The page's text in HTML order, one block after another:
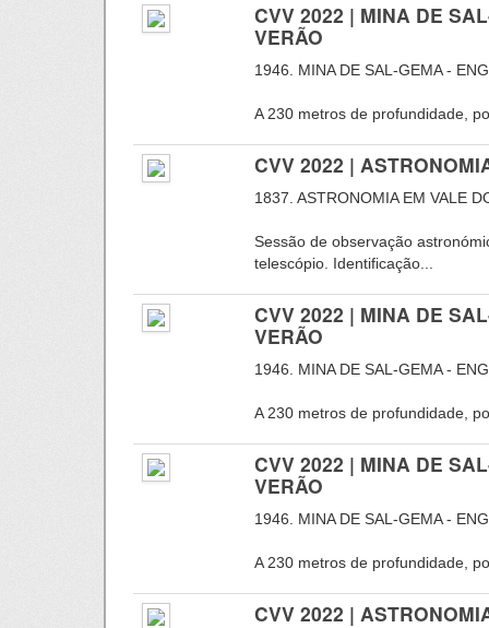
CVV 2022 | MINA DE
VERÃO
1946. MINA DE SAL-GEMA -
A 230 metros de profundidade,
CVV 2022 |
1837. ASTRONOMIA EM VALE
Sessão de observação
telescópio. Identificação...
CVV 2022 | MINA DE
VERÃO
1946. MINA DE SAL-GEMA -
A 230 metros de profundidade,
CVV 2022 | MINA DE
VERÃO
1946. MINA DE SAL-GEMA -
A 230 metros de profundidade,
CVV 2022 |